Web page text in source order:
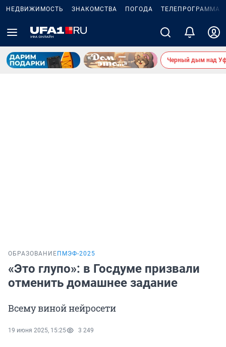
НЕДВИЖИМОСТЬ ЗНАКОМСТВА ПОГОДА ТЕЛЕПРОГРАММА
Черный дым над
ОБРАЗОВАНИЕ ПМЭФ-2025
«Это глупо»: в Госдуме призвали
отменить домашнее задание
Всему виной нейросети
19 июня 2025, 15:25 3 249